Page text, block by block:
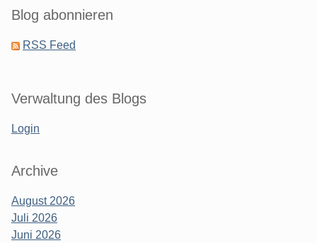
Blog abonnieren
RSS Feed
Verwaltung des Blogs
Login
Archive
August 2026
Juli 2026
Juni 2026